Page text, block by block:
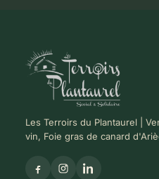
Les Terroirs du Plantaurel |
vin, Foie gras de canard